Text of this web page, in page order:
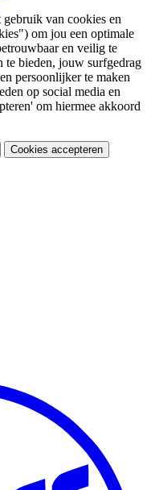
van cookies en
om jou een optimale
en veilig te
te bieden, jouw surfgedrag
persoonlijker te maken
op social media en
om hiermee akkoord
Cookies accepteren